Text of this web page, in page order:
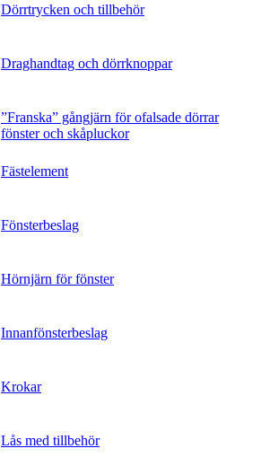
Dörrtrycken och tillbehör
Draghandtag och dörrknoppar
”Franska” gångjärn för ofalsade dörrar
fönster och skåpluckor
Fästelement
Fönsterbeslag
Hörnjärn för fönster
Innanfönsterbeslag
Krokar
Lås med tillbehör